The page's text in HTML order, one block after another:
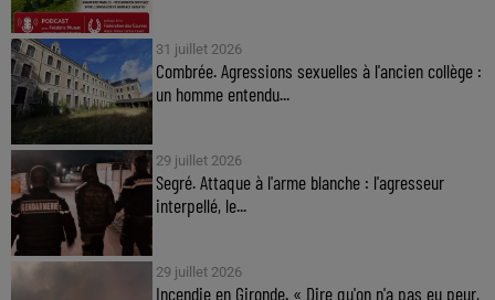
31 juillet 2026
Combrée. Agressions sexuelles à l'ancien collège :
un homme entendu...
29 juillet 2026
Segré. Attaque à l'arme blanche : l'agresseur
interpellé, le...
29 juillet 2026
Incendie en Gironde. « Dire qu'on n'a pas eu peur,